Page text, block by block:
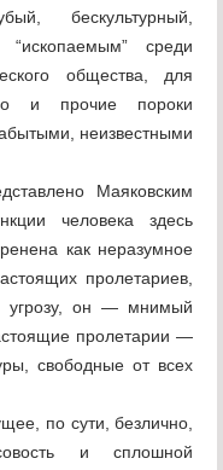
бескультурный,
“ископаемым” среди
общества, для
и прочие пороки
неизвестными
Маяковским
человека здесь
как неразумное
пролетариев,
угрозу, он — мнимый
пролетарии —
свободные от всех
по сути, безлично,
и сплошной